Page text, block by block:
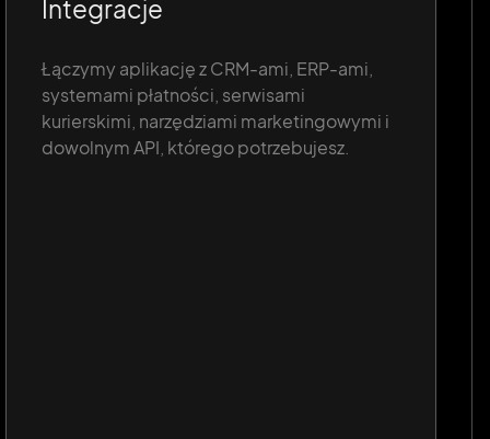
Integracje
Łączymy aplikację z CRM-ami, ERP-ami,
systemami płatności, serwisami
kurierskimi, narzędziami marketingowymi i
dowolnym API, którego potrzebujesz.